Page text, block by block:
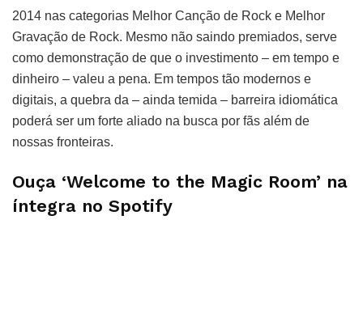
2014 nas categorias Melhor Canção de Rock e Melhor
Gravação de Rock. Mesmo não saindo premiados, serve
como demonstração de que o investimento – em tempo e
dinheiro – valeu a pena. Em tempos tão modernos e
digitais, a quebra da – ainda temida – barreira idiomática
poderá ser um forte aliado na busca por fãs além de
nossas fronteiras.
Ouça ‘Welcome to the Magic Room’ na
íntegra no Spotify